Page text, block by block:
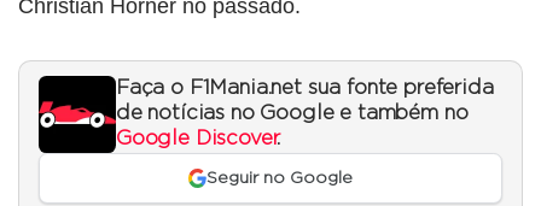
Christian Horner no passado.
Faça o F1Mania.net sua fonte preferida
de notícias no Google e também no
Google Discover.
Seguir no Google